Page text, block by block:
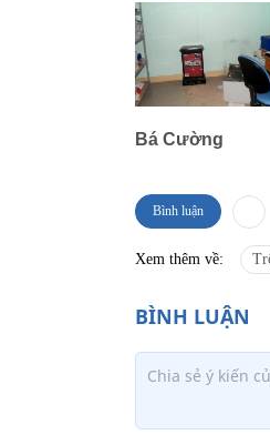
Bá Cường
Bình luận
Xem thêm về: